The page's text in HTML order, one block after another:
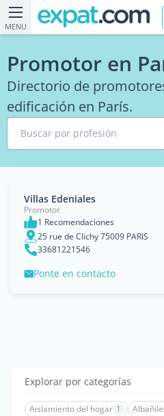
MENU
Promotor en
Directorio de
edificación en París.
Buscar por profesión
Villas Edeniales
Promotor
1 Recomendaciones
25 rue de Clichy 75009 PARIS
33681221546
Ponte en contacto
Explorar por categorías
Aislamiento del hogar 1